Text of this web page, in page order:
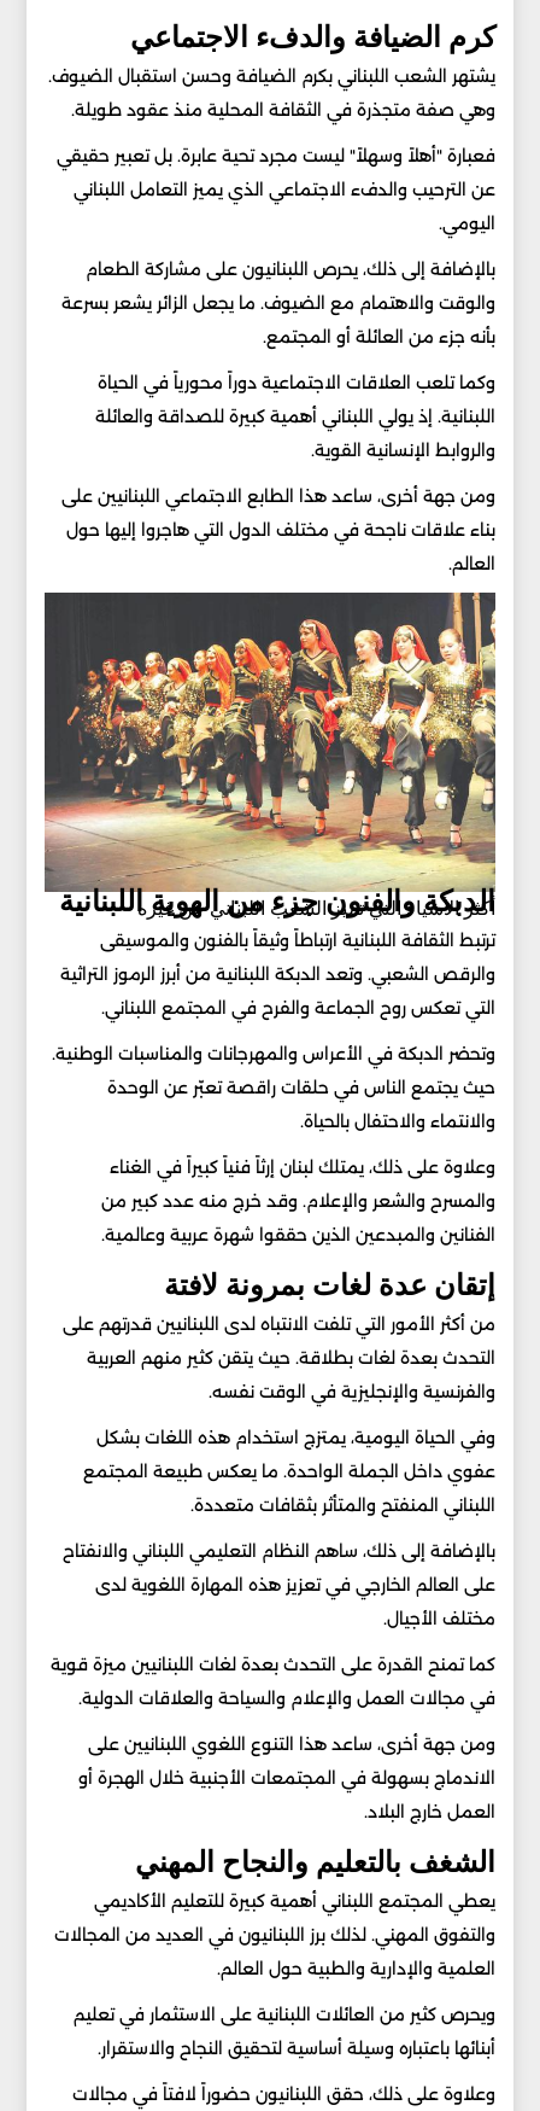
كرم الضيافة والدفء الاجتماعي
يشتهر الشعب اللبناني بكرم الضيافة وحسن استقبال الضيوف.
وهي صفة متجذرة في الثقافة المحلية منذ عقود طويلة.
فعبارة "أهلاً وسهلاً" ليست مجرد تحية عابرة. بل تعبير حقيقي
عن الترحيب والدفء الاجتماعي الذي يميز التعامل اللبناني
اليومي.
بالإضافة إلى ذلك، يحرص اللبنانيون على مشاركة الطعام
والوقت والاهتمام مع الضيوف. ما يجعل الزائر يشعر بسرعة
بأنه جزء من العائلة أو المجتمع.
وكما تلعب العلاقات الاجتماعية دوراً محورياً في الحياة
اللبنانية. إذ يولي اللبناني أهمية كبيرة للصداقة والعائلة
والروابط الإنسانية القوية.
ومن جهة أخرى، ساعد هذا الطابع الاجتماعي اللبنانيين على
بناء علاقات ناجحة في مختلف الدول التي هاجروا إليها حول
العالم.
أكثر الأشياء التي تميز الشعب اللبناني عن غيره
الدبكة والفنون جزء من الهوية اللبنانية
ترتبط الثقافة اللبنانية ارتباطاً وثيقاً بالفنون والموسيقى
والرقص الشعبي. وتعد الدبكة اللبنانية من أبرز الرموز التراثية
التي تعكس روح الجماعة والفرح في المجتمع اللبناني.
وتحضر الدبكة في الأعراس والمهرجانات والمناسبات الوطنية.
حيث يجتمع الناس في حلقات راقصة تعبّر عن الوحدة
والانتماء والاحتفال بالحياة.
وعلاوة على ذلك، يمتلك لبنان إرثاً فنياً كبيراً في الغناء
والمسرح والشعر والإعلام. وقد خرج منه عدد كبير من
الفنانين والمبدعين الذين حققوا شهرة عربية وعالمية.
إتقان عدة لغات بمرونة لافتة
من أكثر الأمور التي تلفت الانتباه لدى اللبنانيين قدرتهم على
التحدث بعدة لغات بطلاقة. حيث يتقن كثير منهم العربية
والفرنسية والإنجليزية في الوقت نفسه.
وفي الحياة اليومية، يمتزج استخدام هذه اللغات بشكل
عفوي داخل الجملة الواحدة. ما يعكس طبيعة المجتمع
اللبناني المنفتح والمتأثر بثقافات متعددة.
بالإضافة إلى ذلك، ساهم النظام التعليمي اللبناني والانفتاح
على العالم الخارجي في تعزيز هذه المهارة اللغوية لدى
مختلف الأجيال.
كما تمنح القدرة على التحدث بعدة لغات اللبنانيين ميزة قوية
في مجالات العمل والإعلام والسياحة والعلاقات الدولية.
ومن جهة أخرى، ساعد هذا التنوع اللغوي اللبنانيين على
الاندماج بسهولة في المجتمعات الأجنبية خلال الهجرة أو
العمل خارج البلاد.
الشغف بالتعليم والنجاح المهني
يعطي المجتمع اللبناني أهمية كبيرة للتعليم الأكاديمي
والتفوق المهني. لذلك برز اللبنانيون في العديد من المجالات
العلمية والإدارية والطبية حول العالم.
ويحرص كثير من العائلات اللبنانية على الاستثمار في تعليم
أبنائها باعتباره وسيلة أساسية لتحقيق النجاح والاستقرار.
وعلاوة على ذلك، حقق اللبنانيون حضوراً لافتاً في مجالات